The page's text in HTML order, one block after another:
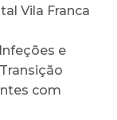
Vila Franca
e
com